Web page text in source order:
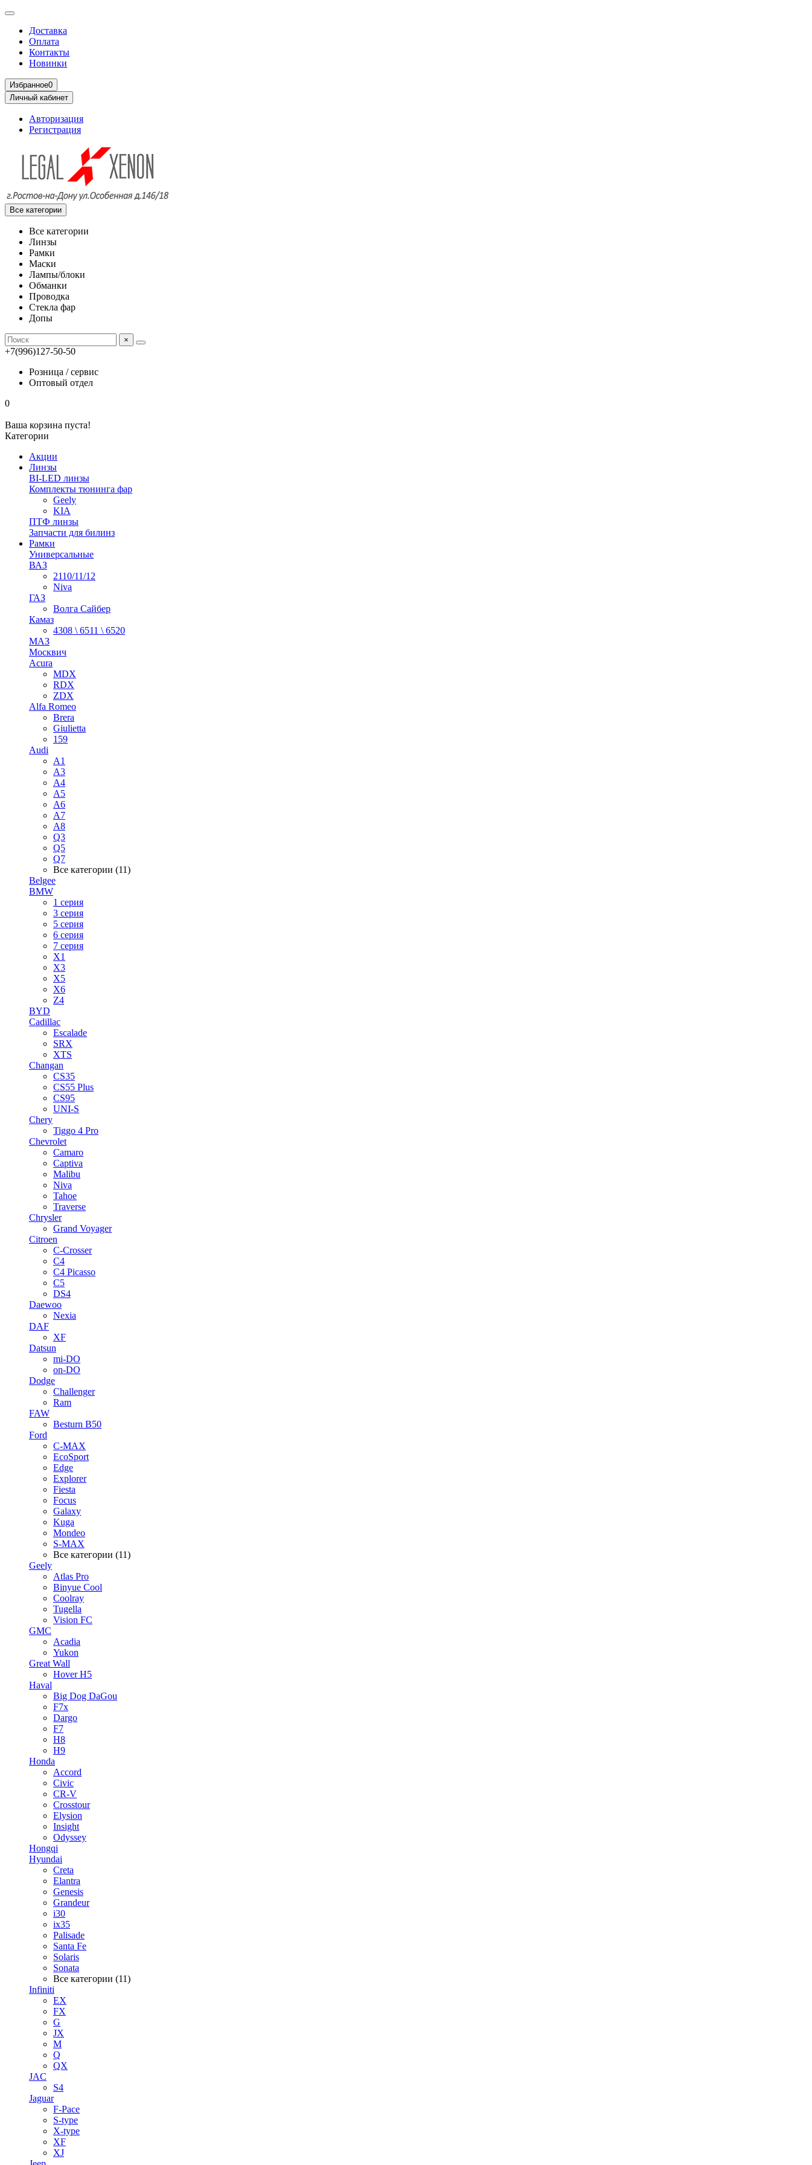
Доставка
Оплата
Контакты
Новинки
Избранное0
Личный кабинет
Авторизация
Регистрация
Все категории
Все категории
Линзы
Рамки
Маски
Лампы/блоки
Обманки
Проводка
Стекла фар
Допы
×
+7(996)127-50-50
Розница / сервис
Оптовый отдел
0
Ваша корзина пуста!
Категории
Акции
Линзы
BI-LED линзы
Комплекты тюнинга фар
Geely
KIA
ПТФ линзы
Запчасти для билинз
Рамки
Универсальные
ВАЗ
2110/11/12
Niva
ГАЗ
Волга Сайбер
Камаз
4308 \ 6511 \ 6520
МАЗ
Москвич
Acura
MDX
RDX
ZDX
Alfa Romeo
Brera
Giulietta
159
Audi
A1
A3
A4
A5
A6
A7
A8
Q3
Q5
Q7
Все категории (11)
Belgee
BMW
1 серия
3 серия
5 серия
6 серия
7 серия
X1
X3
X5
X6
Z4
BYD
Cadillac
Escalade
SRX
XTS
Changan
CS35
CS55 Plus
CS95
UNI-S
Chery
Tiggo 4 Pro
Chevrolet
Camaro
Captiva
Malibu
Niva
Tahoe
Traverse
Chrysler
Grand Voyager
Citroen
C-Crosser
C4
C4 Picasso
C5
DS4
Daewoo
Nexia
DAF
XF
Datsun
mi-DO
on-DO
Dodge
Challenger
Ram
FAW
Besturn B50
Ford
C-MAX
EcoSport
Edge
Explorer
Fiesta
Focus
Galaxy
Kuga
Mondeo
S-MAX
Все категории (11)
Geely
Atlas Pro
Binyue Cool
Coolray
Tugella
Vision FC
GMC
Acadia
Yukon
Great Wall
Hover H5
Haval
Big Dog DaGou
F7x
Dargo
F7
H8
H9
Honda
Accord
Civic
CR-V
Crosstour
Elysion
Insight
Odyssey
Hongqi
Hyundai
Creta
Elantra
Genesis
Grandeur
i30
ix35
Palisade
Santa Fe
Solaris
Sonata
Все категории (11)
Infiniti
EX
FX
G
JX
M
Q
QX
JAC
S4
Jaguar
F-Pace
S-type
X-type
XF
XJ